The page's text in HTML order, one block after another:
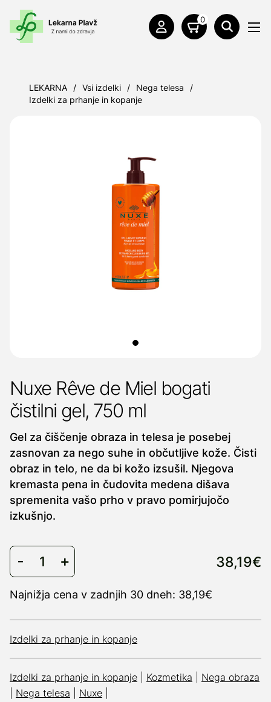
0
LEKARNA / Vsi izdelki / Nega telesa
/
Izdelki za prhanje in kopanje
Nuxe Rêve de Miel bogati
čistilni gel, 750 ml
Gel za čiščenje obraza in telesa je posebej
zasnovan za nego suhe in občutljive kože. Čisti
obraz in telo, ne da bi kožo izsušil. Njegova
kremasta pena in čudovita medena dišava
spremenita vašo prho v pravo pomirjujočo
izkušnjo.
38,19€
Najnižja cena v zadnjih 30 dneh: 38,19€
Izdelki za prhanje in kopanje
Izdelki za prhanje in kopanje Kozmetika
Nega obraza
Nega telesa Nuxe